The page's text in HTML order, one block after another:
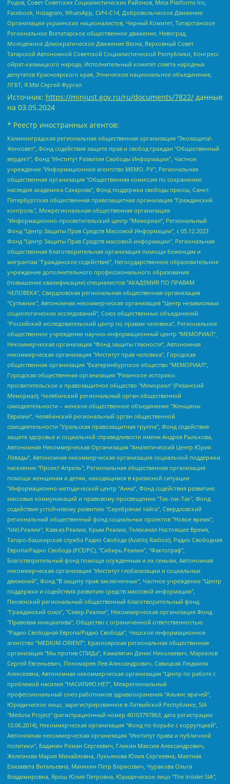
Родов, Совет Советских Социалистических Районов, Meta Platforms Inc,
Facebook, Instagram, WhatsApp, СИЧ-С14, Добровольческое Движение
Организации украинских националистов, Черный Комитет, Татарстанское
Региональное Всетатарское общественное движение, Невоград,
Молодежное Демократическое Движение Весна, Верховный Совет
Татарской Автономной Советской Социалистической Республики, Конгресс
ойрат-калмыцкого народа, Исполнительный комитет совета народных
депутатов Красноярского края, Этническое национальное объединение,
ЛГБТ, Я.МЫ Сергей Фургал
Источник: https://minjust.gov.ru/ru/documents/7822/ данные
на 03.05.2024
* Реестр иностранных агентов:
Калининградская региональная общественная организация "Экозащита!-Женсовет", Фонд содействия защите прав и свобод граждан "Общественный вердикт", Фонд "Институт Развития Свободы Информации", Частное учреждение "Информационное агентство МЕМО. РУ", Региональная общественная организация "Общественная комиссия по сохранению наследия академика Сахарова", Фонд поддержки свободы прессы, Санкт-Петербургская общественная правозащитная организация "Гражданский контроль", Межрегиональная общественная организация "Информационно-просветительский центр "Мемориал", Региональный Фонд "Центр Защиты Прав Средств Массовой Информации", с 05.12.2023 Фонд "Центр Защиты Прав Средств массовой информации", Региональная общественная благотворительная организация помощи беженцам и мигрантам "Гражданское содействие", Негосударственное образовательное учреждение дополнительного профессионального образования (повышение квалификации) специалистов "АКАДЕМИЯ ПО ПРАВАМ ЧЕЛОВЕКА", Свердловская региональная общественная организация "Сутяжник", Автономная некоммерческая организация "Центр независимых социологических исследований", Союз общественных объединений "Российский исследовательский центр по правам человека", Региональное общественное учреждение научно-информационный центр "МЕМОРИАЛ", Некоммерческая организация "Фонд защиты гласности", Автономная некоммерческая организация "Институт прав человека", Городская общественная организация "Екатеринбургское общество "МЕМОРИАЛ", Городская общественная организация "Рязанское историко-просветительское и правозащитное общество "Мемориал" (Рязанский Мемориал), Челябинский региональный орган общественной самодеятельности – женское общественное объединение "Женщины Евразии", Челябинский региональный орган общественной самодеятельности "Уральская правозащитная группа", Фонд содействия защите здоровья и социальной справедливости имени Андрея Рылькова, Автономная Некоммерческая Организация "Аналитический Центр Юрия Левады", Автономная некоммерческая организация социальной поддержки населения "Проект Апрель", Региональная общественная организация помощи женщинам и детям, находящимся в кризисной ситуации "Информационно-методический центр "Анна", Фонд содействия развитию массовых коммуникаций и правовому просвещению "Так-так-Так", Фонд содействия устойчивому развитию "Серебряная тайга", Свердловский региональный общественный фонд социальных проектов "Новое время", "Idel.Реалии", Кавказ.Реалии, Крым.Реалии, Телеканал Настоящее Время, Татаро-башкирская служба Радио Свобода (Azatliq Radiosi), Радио Свободная Европа/Радио Свобода (PCE/PC), "Сибирь.Реалии", "Фактограф", Благотворительный фонд помощи осужденным и их семьям, Автономная некоммерческая организация "Институт глобализации и социальных движений", Фонд "В защиту прав заключенных", Частное учреждение "Центр поддержки и содействия развитию средств массовой информации", Пензенский региональный общественный благотворительный фонд "Гражданский союз", "Север.Реалии", Некоммерческая организация Фонд "Правовая инициатива", Общество с ограниченной ответственностью "Радио Свободная Европа/Радио Свобода", Чешское информационное агентство "MEDIUM-ORIENT", Красноярская региональная общественная организация "Мы против СПИДа", Камалягин Денис Николаевич, Маркелов Сергей Евгеньевич, Пономарев Лев Александрович, Савицкая Людмила Алексеевна, Автономная некоммерческая организация "Центр по работе с проблемой насилия "НАСИЛИЮ.НЕТ", Межрегиональный профессиональный союз работников здравоохранения "Альянс врачей", Юридическое лицо, зарегистрированное в Латвийской Республике, SIA "Medusa Project" (регистрационный номер 40103797863, дата регистрации 10.06.2014), Некоммерческая организация "Фонд по борьбе с коррупцией", Автономная некоммерческая организация "Институт права и публичной политики", Баданин Роман Сергеевич, Гликин Максим Александрович, Железнова Мария Михайловна, Лукьянова Юлия Сергеевна, Маетная Елизавета Витальевна, Маняхин Петр Борисович, Чуракова Ольга Владимировна, Ярош Юлия Петровна, Юридическое лицо "The Insider SIA", зарегистрированное в Риге, Латвийская Республика (дата регистрации 26.06.2015), являющееся администратором доменного имени интернет-издания "The Insider SIA", https://theins.ru, Постернак Алексей Евгеньевич, Рубин Михаил Аркадьевич, Анин Роман Александрович, Юридическое лицо Istories fonds, зарегистрированное в Латвийской Республике (регистрационный номер 50008295751, дата регистрации 24.02.2020), Великовский Дмитрий Александрович, Долинина Ирина Николаевна, Мароховская Алеся Алексеевна, Шлейнов Роман Юрьевич, Шмагун Олеся Валентиновна, Общество с ограниченной ответственностью "Альтаир 2021", Общество с ограниченной ответственностью "Вега 2021", Общество с ограниченной ответственностью "Главный редактор 2021", Общество с ограниченной ответственностью "Ромашки монолит", Важенков Артем Валерьевич, Ивановская областная общественная организация "Центр гендерных исследований", Гурман Юрий Альбертович, Медиапроект "ОВД-Инфо", Егоров Владимир Владимирович, Жилинский Владимир Александрович, Общество с ограниченной ответственностью "ЗП", Иванова София Юрьевна, Карезина Инна Павловна, Кильтау Екатерина Викторовна, Петров Алексей Викторович, Пискунов Сергей Евгеньевич, Смирнов Сергей Сергеевич, Тихонов Михаил Сергеевич, Общество с ограниченной ответственностью "ЖУРНАЛИСТ-ИНОСТРАННЫЙ АГЕНТ", Арапова Галина Юрьевна, Вольтская Татьяна Анатольевна, Американская компания "Mason G.E.S. Anonymous Foundation" (США), являющаяся владельцем интернет-издания https://mnews.world/, Компания "Stichting Bellingcat", зарегистрированная в Нидерландах (дата регистрации 11.07.2018), Захаров Андрей Вячеславович, Клепиковская Екатерина Дмитриевна, Общество с ограниченной ответственностью "МЕМО", Перл Роман Александрович, Симонов Евгений Алексеевич, Соловьева Елена Анатольевна, Сотников Даниил Владимирович, Сурначева Елизавета Дмитриевна, Автономная некоммерческая организация по защите прав человека и информированию населения "Якутия – Наше Мнение", Общество с ограниченной ответственностью "Москоу диджитал медиа", с 26.01.2023 Общество с ограниченной ответственностью "Чайка Белые сады", Ветошкина Валерия Валерьевна, Заговора Максим Александрович, Межрегиональное общественное движение "Российская ЛГБТ - сеть", Оленичев Максим Владимирович, Павлов Иван Юрьевич, Скворцова Елена Сергеевна, Общество с ограниченной ответственностью "Как бы инагент", Кочетков Игорь Викторович, Общество с ограниченной ответственностью "Честные выборы", Еланчик Олег Александрович, Общество с ограниченной ответственностью "Нобелевский призыв", Гималова Регина Эмилевна, Григорьев Андрей Валерьевич, Григорьева Алина Александровна, Ассоциация по содействию защите прав призывников, альтернативнослужащих и военнослужащих "Правозащитная группа "Гражданин.Армия.Право", Хисамова Регина Фаритовна, Автономная некоммерческая организация по реализации социально-правовых программ "Лилит", Дальневосточное общественное движение "Маяк", Санкт-Петербургская ЛГБТ-инициативная группа "Выход", Инициативная группа ЛГБТ+ "Реверс", Алексеев Андрей Викторович, Бекбулатова Таисия Львовна, Беляев Иван Михайлович, Владыкина Елена Сергеевна, Гельман Марат Александрович, Никульшина Вероника Юрьевна, Толоконникова Надежда Андреевна, Шендерович Виктор Анатольевич, Общество с ограниченной ответственностью "Данное сообщение", Общество с ограниченной ответственностью Издательский дом "Новая глава", Айнбиндер Александра Александровна, Московский комьюнити-центр для ЛГБТ+инициатив, Благотворительный фонд развития филантропии, Deutsche Welle (Германия, Kurt-Schumacher-Strasse 3, 53113 Bonn), Борзунова Мария Михайловна, Воробьев Виктор Викторович, Голубева Анна Львовна, Константинова Алла Михайловна, Малкова Ирина Владимировна, Мурадов Мурад Абдулгалимович, Осетинская Елизавета Николаевна, Понасенков Евгений Николаевич, Ганапольский Матвей Юрьевич, Киселев Евгений Алексеевич, Борухович Ирина Григорьевна, Дремин Иван Тимофеевич, Дубровский Дмитрий Викторович, Красноярская региональная общественная организация поддержки и развития альтернативных образовательных технологий и межкультурных коммуникаций "ИНТЕРРА", Маяковская Екатерина Алексеевна, Фейгин Марк Захарович, Филимонов Андрей Викторович, Дзугкоева Регина Николаевна, Доброхотов Роман Александрович, Дудь Юрий Александрович, Елкин Сергей Владимирович, Кругликов Кирилл Игоревич, Сабунаева Мария Леонидовна, Семенов Алексей Владимирович, Шаинян Карен Багратович, Шульман Екатерина Михайловна, Асафьев Артур Валерьевич, Вахштайн Виктор Семенович, Венедиктов Алексей Алексеевич, Лушникова Екатерина Евгеньевна, Волков Леонид Михайлович, Невзоров Александр Глебович, Пархоменко Сергей Борисович, Сироткин Ярослав Николаевич, Кара-Мурза Владимир Владимирович, Баранова Наталья Владимировна, Гозман Леонид Яковлевич, Кагарлицкий Борис Юльевич, Климарев Михаил Валерьевич, Милов Владимир Станиславович, Автономная некоммерческая организация Краснодарский центр современного искусства "Типография", Моргенштерн Алишер Тагирович, Соболь Любовь Эдуардовна, Общество с ограниченной ответственностью "ЛИЗА НОРМ", Каспаров Гарри Кимович, Ходорковский Михаил Борисович, Общество с ограниченной ответственностью "Апрельские тезисы", Данилович Ирина Брониславовна, Кашин Олег Владимирович, Петров Николай Владимирович, Пивоваров Алексей Владимирович, Соколов Михаил Владимирович, Цветкова Юлия Владимировна, Чичваркин Евгений Александрович, Комитет против пыток/Команда против пыток, Общество с ограниченной ответственностью "Первый научный", Общество с ограниченной ответственностью "Вертолет и ко", Белоцерковская Вероника Борисовна, Кац Максим Евгеньевич, Лазарева Татьяна Юрьевна, Шаведдинов Руслан Табризович, Яшин Илья Валерьевич, Общество с ограниченной ответственностью "Иноагент ААВ", Алешковский Дмитрий Петрович, Альбац Евгения Марковна, Быков Дмитрий Львович, Галямина Юлия Евгеньевна, Лойко Сергей Леонидович, Мартынов Кирилл Константинович, Медведев Сергей Александрович, Крашенинников Федор Геннадиевич, Гордеева Катерина Вл